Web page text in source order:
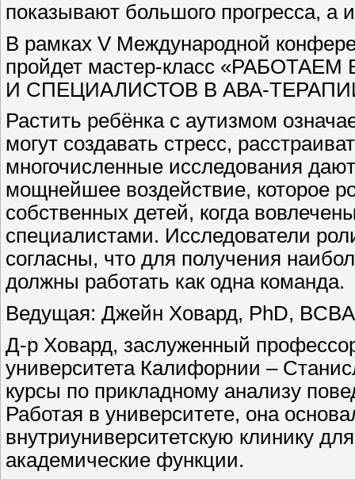
показывают большого прогресса, а
В рамках V Международной
пройдет мастер-класс
И СПЕЦИАЛИСТОВ В АВА-
Растить ребёнка с аутизмом
могут создавать стресс,
многочисленные исследования
мощнейшее воздействие, которое
собственных детей, когда
специалистами. Исследователи
согласны, что для получения
должны работать как одна команда.
Ведущая: Джейн Ховард, PhD,
Д-р Ховард, заслуженный
университета Калифорнии –
курсы по прикладному анализу
Работая в университете, она
внутриуниверситетскую клинику
академические функции.